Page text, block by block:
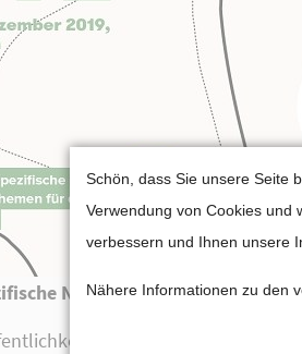
sit amet,
elit.
eget dolor.
sociis natoque
dis parturient
mus. Donec
Nutzung von
an
Cookie-
Schön, dass Sie unsere Seite
Verwendung von Cookies und
verbessern und Ihnen unsere
Nähere Informationen zu den